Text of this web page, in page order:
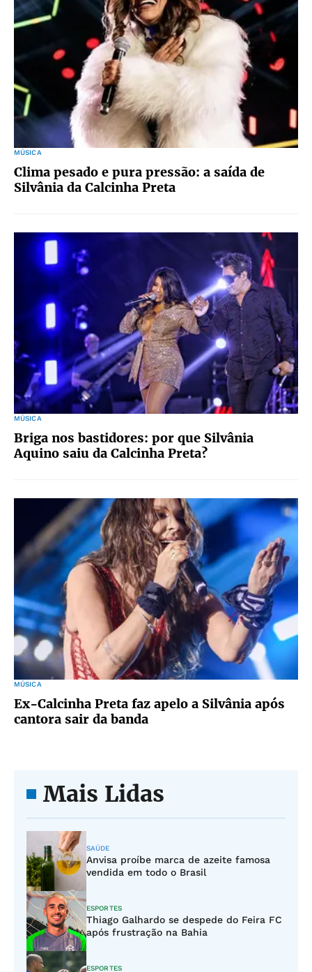
MÚSICA
Clima pesado e pura pressão: a saída de
Silvânia da Calcinha Preta
MÚSICA
Briga nos bastidores: por que Silvânia
Aquino saiu da Calcinha Preta?
MÚSICA
Ex-Calcinha Preta faz apelo a Silvânia após
cantora sair da banda
Mais Lidas
SAÚDE
Anvisa proíbe marca de azeite famosa
vendida em todo o Brasil
ESPORTES
Thiago Galhardo se despede do Feira FC
após frustração na Bahia
ESPORTES